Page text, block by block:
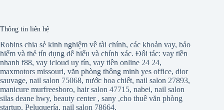
Thông tin liên hệ
Robins chia sẻ kinh nghiệm về tài chính, các khoản vay, bảo
hiểm và thẻ tín dụng dễ hiểu và chính xác. Đối tác: vay tiền
nhanh f88, vay icloud uy tín, vay tiền online 24 24,
maxmotors missouri, văn phòng thông minh yes office, dior
sauvage, nail salon 75068, nước hoa chiết, nail salon 27893,
manicure murfreesboro, hair salon 47715, nabei, nail salon
silas deane hwy, beauty center, sany ,cho thuê văn phòng
startup, Peluquería, nail salon 78664,